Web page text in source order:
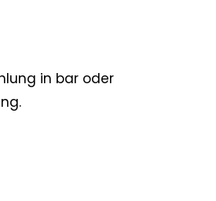
in bar oder